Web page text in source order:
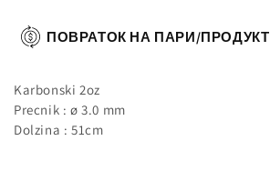
ПОВРАТОК НА ПАРИ/ПРОДУКТ
Karbonski 2oz
Precnik : ø 3.0 mm
Dolzina : 51cm